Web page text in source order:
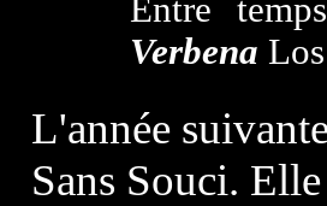
Entre
Verbena
L'année
Sans Souci.